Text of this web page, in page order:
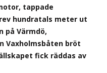
tappade
hundratals meter ut
på Värmdö,
Vaxholmsbåten bröt
fick räddas av